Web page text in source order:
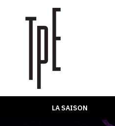
LA SAISON